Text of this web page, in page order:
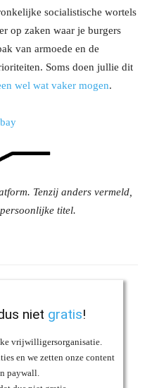
socialistische wortels
op zaken waar je burgers
van armoede en de
Soms doen jullie dit
wel wat vaker mogen.
Tenzij anders vermeld,
titel.
niet gratis!
vrijwilligersorganisatie.
en we zetten onze content
paywall.